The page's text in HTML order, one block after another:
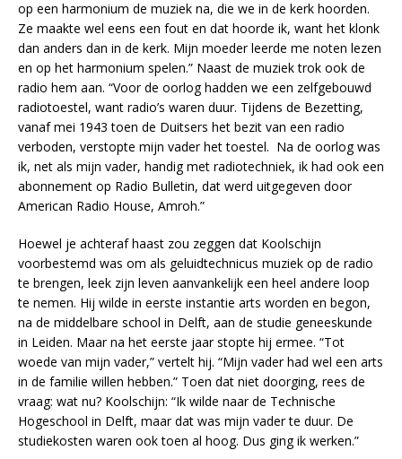
op een harmonium de muziek na, die we in de kerk hoorden.
Ze maakte wel eens een fout en dat hoorde ik, want het klonk
dan anders dan in de kerk. Mijn moeder leerde me noten lezen
en op het harmonium spelen.” Naast de muziek trok ook de
radio hem aan. “Voor de oorlog hadden we een zelfgebouwd
radiotoestel, want radio’s waren duur. Tijdens de Bezetting,
vanaf mei 1943 toen de Duitsers het bezit van een radio
verboden, verstopte mijn vader het toestel. Na de oorlog was
ik, net als mijn vader, handig met radiotechniek, ik had ook een
abonnement op Radio Bulletin, dat werd uitgegeven door
American Radio House, Amroh.”
Hoewel je achteraf haast zou zeggen dat Koolschijn
voorbestemd was om als geluidtechnicus muziek op de radio
te brengen, leek zijn leven aanvankelijk een heel andere loop
te nemen. Hij wilde in eerste instantie arts worden en begon,
na de middelbare school in Delft, aan de studie geneeskunde
in Leiden. Maar na het eerste jaar stopte hij ermee. “Tot
woede van mijn vader,” vertelt hij. “Mijn vader had wel een arts
in de familie willen hebben.” Toen dat niet doorging, rees de
vraag: wat nu? Koolschijn: “Ik wilde naar de Technische
Hogeschool in Delft, maar dat was mijn vader te duur. De
studiekosten waren ook toen al hoog. Dus ging ik werken.”